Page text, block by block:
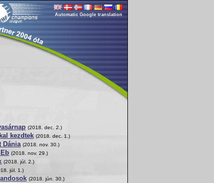
Automatic Google translation
(2018. dec. 2.)
kezdtek (2018. dec. 1.)
Dánia (2018. nov. 30.)
(2018. nov. 29.)
(2018. júl. 2.)
júl. 1.)
(2018. jún. 30.)